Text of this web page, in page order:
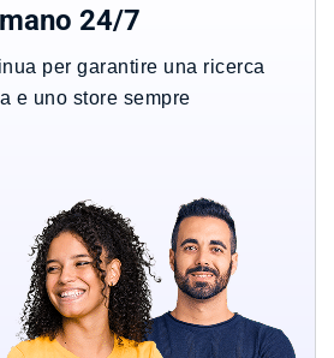
24/7
per garantire una ricerca
e uno store sempre